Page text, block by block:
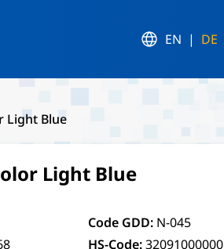
EN DE
Light Blue
Light Blue
Code GDD: N-045
HS-Code:32091000000